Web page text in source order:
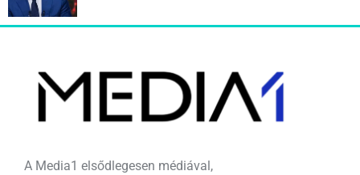
A Media1 elsődlegesen médiával,